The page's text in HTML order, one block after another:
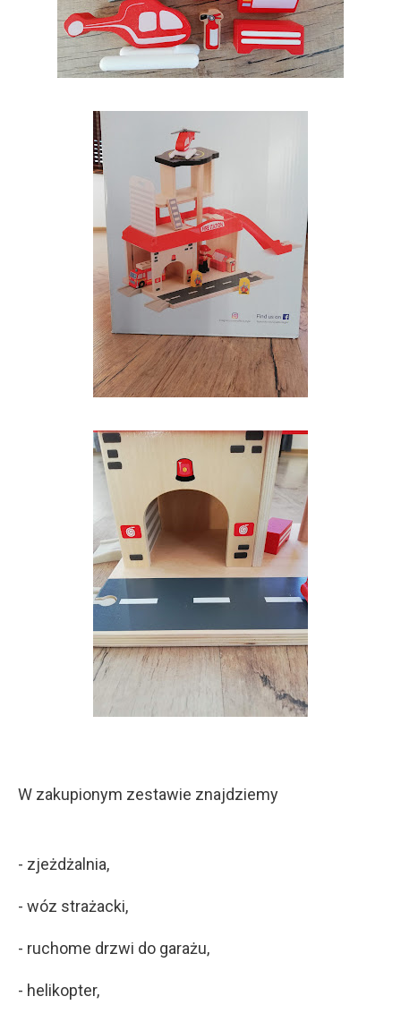
W zakupionym zestawie znajdziemy
- zjeżdżalnia,
- wóz strażacki,
- ruchome drzwi do garażu,
- helikopter,